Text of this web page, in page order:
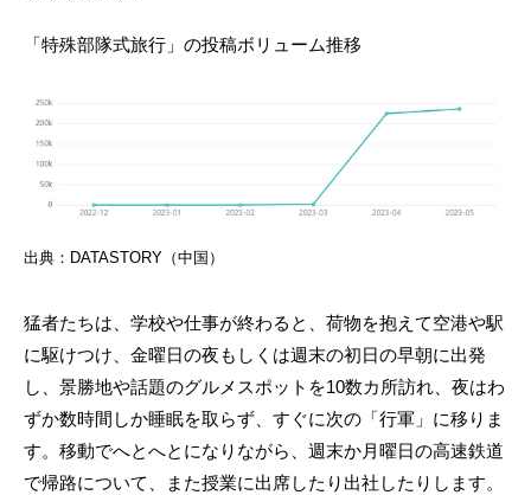
「特殊部隊式旅行」の投稿ボリューム推移
出典：DATASTORY（中国）
猛者たちは、学校や仕事が終わると、荷物を抱えて空港や駅
に駆けつけ、金曜日の夜もしくは週末の初日の早朝に出発
し、景勝地や話題のグルメスポットを10数カ所訪れ、夜はわ
ずか数時間しか睡眠を取らず、すぐに次の「行軍」に移りま
す。移動でへとへとになりながら、週末か月曜日の高速鉄道
で帰路について、また授業に出席したり出社したりします。